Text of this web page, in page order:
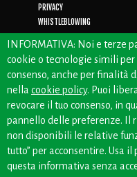
PRIVACY
WHISTLEBLOWING
CREDITS:
INFORMATIVA: Noi e terze
cookie o tecnologie simili
consenso, anche per finalità
nella cookie policy. Puoi
revocare il tuo consenso, in
pannello delle preferenze. Il
non disponibili le relative
tutto” per acconsentire. Usa il
questa informativa senza